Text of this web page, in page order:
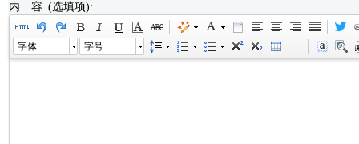
内 容 (选填项):
字体 字号